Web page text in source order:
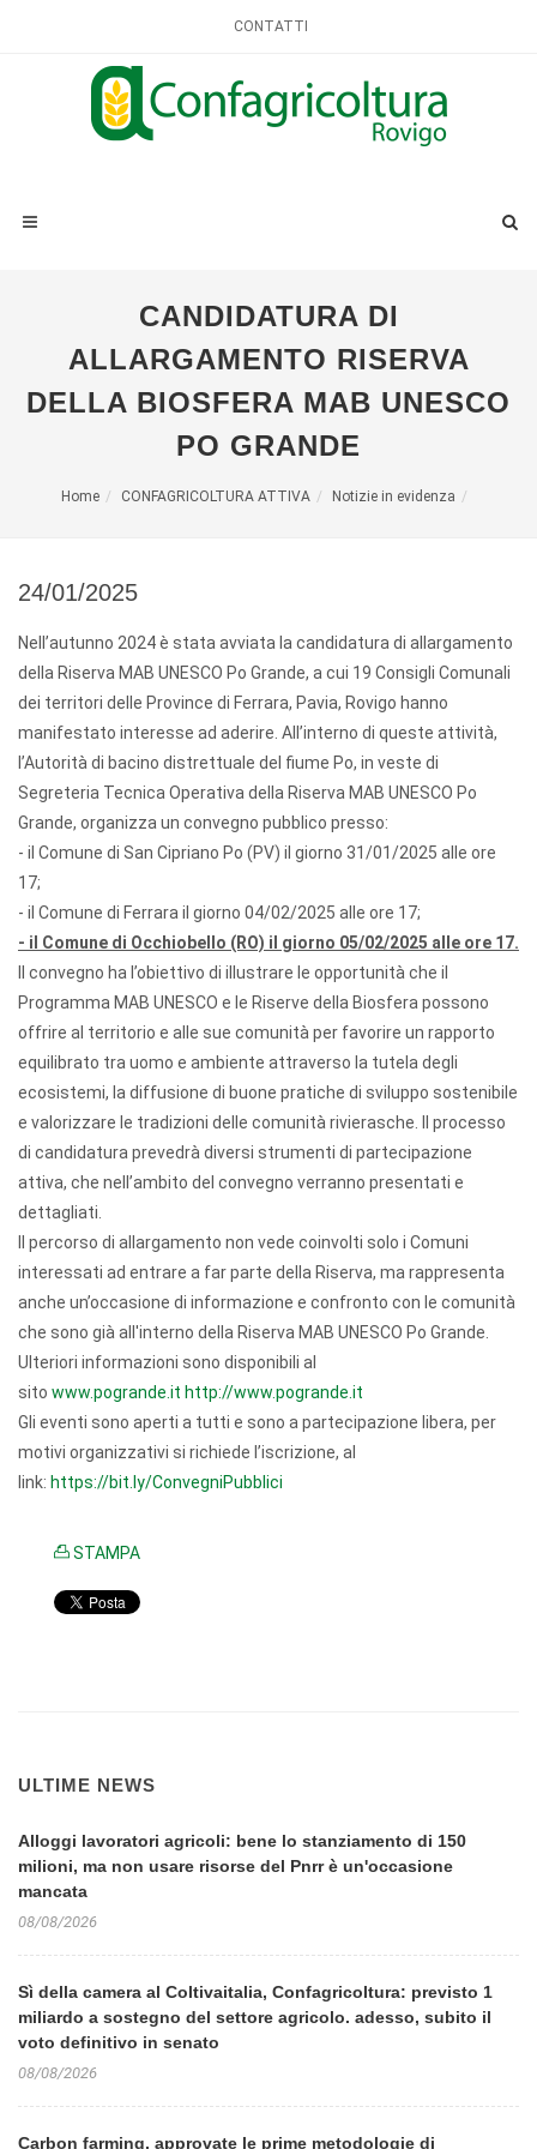
CONTATTI
CANDIDATURA DI
ALLARGAMENTO RISERVA
DELLA BIOSFERA MAB UNESCO
PO GRANDE
Home CONFAGRICOLTURA ATTIVA Notizie in evidenza
24/01/2025
Nell’autunno 2024 è stata avviata la candidatura di allargamento
della Riserva MAB UNESCO Po Grande, a cui 19 Consigli Comunali
dei territori delle Province di Ferrara, Pavia, Rovigo hanno
manifestato interesse ad aderire. All’interno di queste attività,
l’Autorità di bacino distrettuale del fiume Po, in veste di
Segreteria Tecnica Operativa della Riserva MAB UNESCO Po
Grande, organizza un convegno pubblico presso:
- il Comune di San Cipriano Po (PV) il giorno 31/01/2025 alle ore
17;
- il Comune di Ferrara il giorno 04/02/2025 alle ore 17;
- il Comune di Occhiobello (RO) il giorno 05/02/2025 alle ore 17.
Il convegno ha l’obiettivo di illustrare le opportunità che il
Programma MAB UNESCO e le Riserve della Biosfera possono
offrire al territorio e alle sue comunità per favorire un rapporto
equilibrato tra uomo e ambiente attraverso la tutela degli
ecosistemi, la diffusione di buone pratiche di sviluppo sostenibile
e valorizzare le tradizioni delle comunità rivierasche. Il processo
di candidatura prevedrà diversi strumenti di partecipazione
attiva, che nell’ambito del convegno verranno presentati e
dettagliati.
Il percorso di allargamento non vede coinvolti solo i Comuni
interessati ad entrare a far parte della Riserva, ma rappresenta
anche un’occasione di informazione e confronto con le comunità
che sono già all'interno della Riserva MAB UNESCO Po Grande.
Ulteriori informazioni sono disponibili al
sito www.pogrande.it http://www.pogrande.it
Gli eventi sono aperti a tutti e sono a partecipazione libera, per
motivi organizzativi si richiede l’iscrizione, al
link: https://bit.ly/ConvegniPubblici
STAMPA
ULTIME NEWS
Alloggi lavoratori agricoli: bene lo stanziamento di 150
milioni, ma non usare risorse del Pnrr è un'occasione
mancata
08/08/2026
Sì della camera al Coltivaitalia, Confagricoltura: previsto 1
miliardo a sostegno del settore agricolo. adesso, subito il
voto definitivo in senato
08/08/2026
Carbon farming, approvate le prime metodologie di